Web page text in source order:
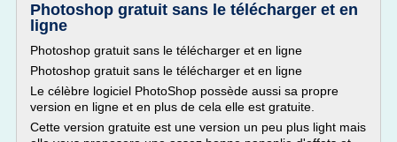
Photoshop gratuit sans le télécharger et en
ligne
Photoshop gratuit sans le télécharger et en ligne
Photoshop gratuit sans le télécharger et en ligne
Le célèbre logiciel PhotoShop possède aussi sa propre
version en ligne et en plus de cela elle est gratuite.
Cette version gratuite est une version un peu plus light mais